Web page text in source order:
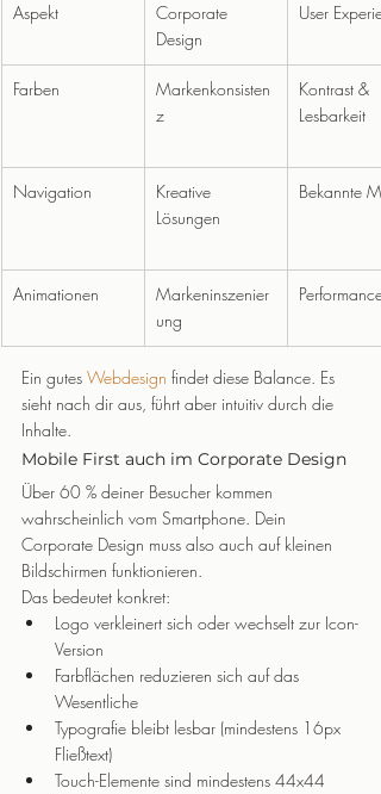
Aspekt
Corporate
Design
User
Farben
Markenkonsisten
z
Kontrast &
Lesbarkeit
Navigation
Kreative
Lösungen
Bekannte
Animationen
Markeninszenier
ung
Performance
Ein gutes Webdesign findet diese Balance. Es
sieht nach dir aus, führt aber intuitiv durch die
Inhalte.
Mobile First auch im Corporate Design
Über 60 % deiner Besucher kommen
wahrscheinlich vom Smartphone. Dein
Corporate Design muss also auch auf kleinen
Bildschirmen funktionieren.
Das bedeutet konkret:
Logo verkleinert sich oder wechselt zur Icon-
Version
Farbflächen reduzieren sich auf das
Wesentliche
Typografie bleibt lesbar (mindestens 16px
Fließtext)
Touch-Elemente sind mindestens 44x44